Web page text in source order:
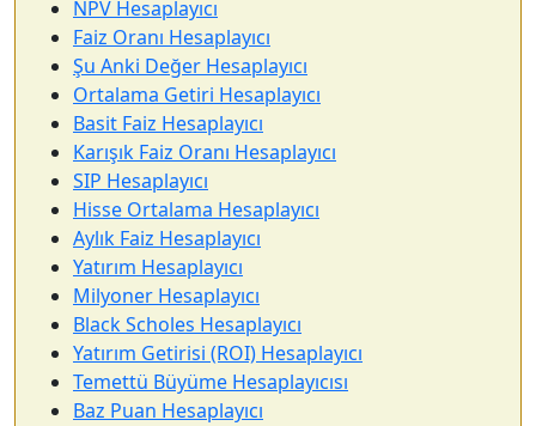
NPV Hesaplayıcı
Faiz Oranı Hesaplayıcı
Şu Anki Değer Hesaplayıcı
Ortalama Getiri Hesaplayıcı
Basit Faiz Hesaplayıcı
Karışık Faiz Oranı Hesaplayıcı
SIP Hesaplayıcı
Hisse Ortalama Hesaplayıcı
Aylık Faiz Hesaplayıcı
Yatırım Hesaplayıcı
Milyoner Hesaplayıcı
Black Scholes Hesaplayıcı
Yatırım Getirisi (ROI) Hesaplayıcı
Temettü Büyüme Hesaplayıcısı
Baz Puan Hesaplayıcı